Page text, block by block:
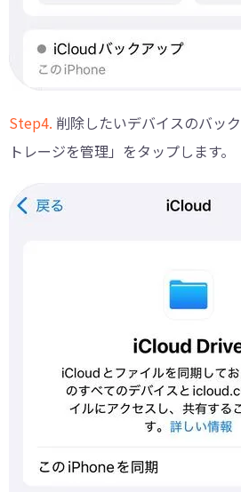
Step4. 削除したいデバイスのバッ
トレージを管理」をタップします。